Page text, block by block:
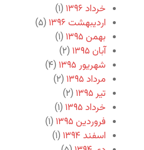
خرداد ۱۳۹۶
(۱)
اردیبهشت ۱۳۹۶
(۵)
بهمن ۱۳۹۵
(۱)
آبان ۱۳۹۵
(۲)
شهریور ۱۳۹۵
(۴)
مرداد ۱۳۹۵
(۲)
تیر ۱۳۹۵
(۲)
خرداد ۱۳۹۵
(۱)
فروردین ۱۳۹۵
(۱)
اسفند ۱۳۹۴
(۱)